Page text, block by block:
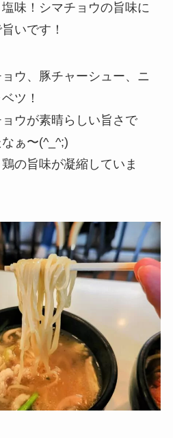
味！シマチョウの旨味に
いです！
ウ、豚チャーシュー、ニ
ツ！
ウが素晴らしい旨さで
ぁ〜(^_^;)
の旨味が凝縮していま